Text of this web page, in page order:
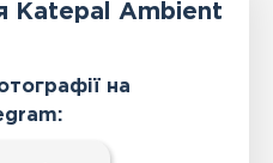
Katepal Ambient
на